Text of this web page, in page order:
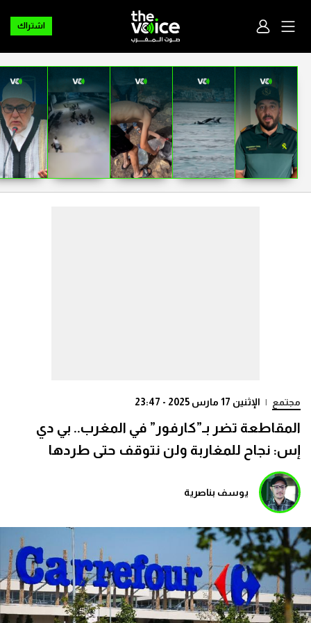
اشتراك
مجتمع | الإثنين 17 مارس 2025 - 23:47
المقاطعة تضر بـ”كارفور” في المغرب.. بي دي
إس: نجاح للمغاربة ولن نتوقف حتى طردها
يوسف بناصرية